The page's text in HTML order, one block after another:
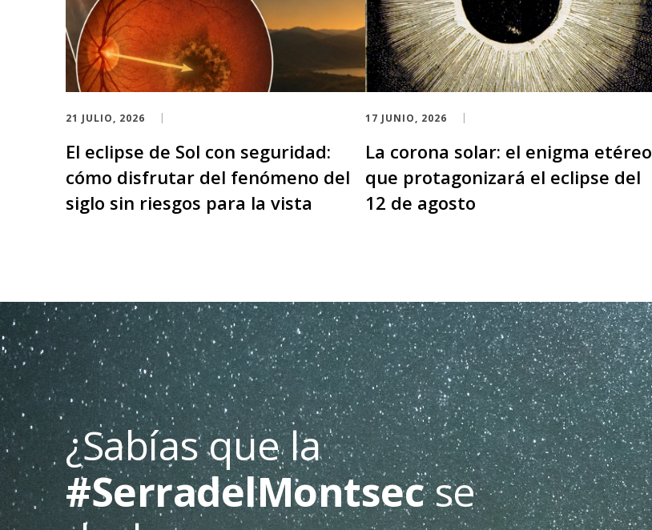
21 JULIO, 2026
El eclipse de Sol con seguridad:
cómo disfrutar del fenómeno del
siglo sin riesgos para la vista
17 JUNIO, 2026
La corona solar: el enigma etéreo
que protagonizará el eclipse del
12 de agosto
¿Sabías que la
#SerradelMontsecse